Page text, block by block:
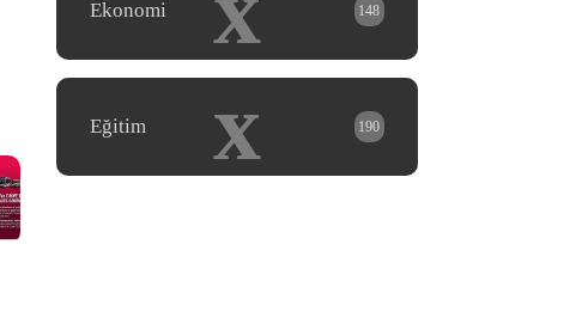
Ekonomi 148
x
Eğitim 190